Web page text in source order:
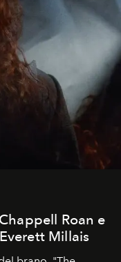
Roan e
Millais